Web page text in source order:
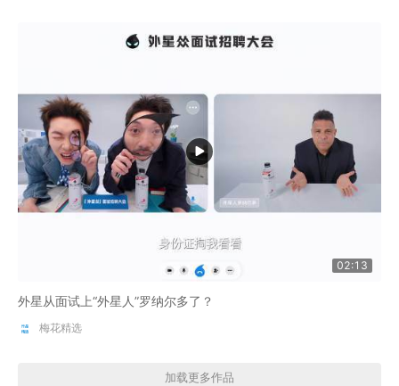
02:13
外星从面试上“外星人”罗纳尔多了？
梅花精选
加载更多作品